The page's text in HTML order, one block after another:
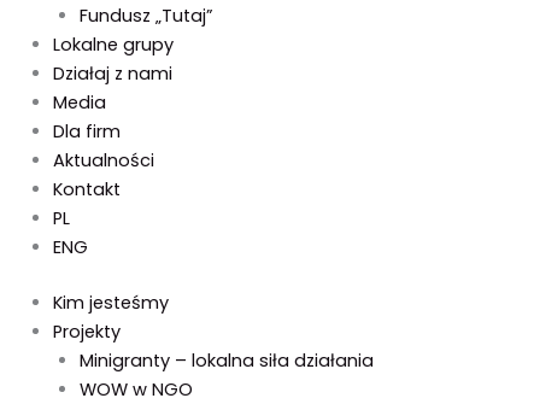
Fundusz „Tutaj”
Lokalne grupy
Działaj z nami
Media
Dla firm
Aktualności
Kontakt
PL
ENG
Kim jesteśmy
Projekty
Minigranty – lokalna siła działania
WOW w NGO